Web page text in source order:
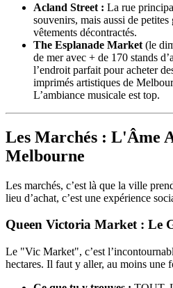
Acland Street : La rue
souvenirs, mais aussi de petites
vêtements décontractés.
The Esplanade Market (le
de mer avec + de 170 stands
l’endroit parfait pour acheter
imprimés artistiques de
L’ambiance musicale est top.
Les Marchés : L'Âme
Melbourne
Les marchés, c’est là que la ville
lieu d’achat, c’est une expérience
Queen Victoria Market : Le
Le "Vic Market", c’est
hectares. Il faut y aller, au moins une